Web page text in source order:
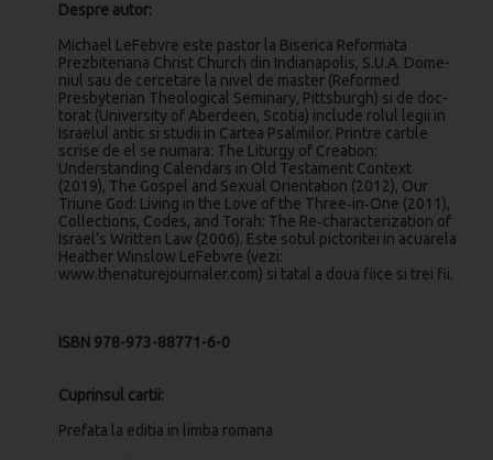
Despre autor:
Michael LeFebvre este pastor la Biserica Reformata
Prezbiteriana Christ Church din Indianapolis, S.U.A. Do­me­
niul sau de cercetare la nivel de master (Reformed
Presbyterian Theological Seminary, Pittsburgh) si de doc­
to­rat (University of Aberdeen, Scotia) include rolul legii in
Israelul antic si studii in Cartea Psalmilor. Printre cartile
scrise de el se numara: The Liturgy of Creation:
Understanding Calendars in Old Testament Context
(2019), The Gospel and Sexual Orientation (2012), Our
Triune God: Living in the Love of the Three‑in‑One (2011),
Collections, Codes, and Torah: The Re‑characterization of
Israel’s Written Law (2006). Este sotul pictoritei in acuarela
Heather Winslow LeFebvre (vezi:
www.thenaturejournaler.com) si tatal a doua fiice si trei fii.
ISBN 978-973-88771-6-0
Cuprinsul cartii:
Prefata la editia in limba romana